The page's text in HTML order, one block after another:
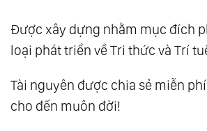
Được xây dựng nhằm mục đích
loại phát triển về Tri thức và Trí
Tài nguyên được chia sẻ miễn
cho đến muôn đời!